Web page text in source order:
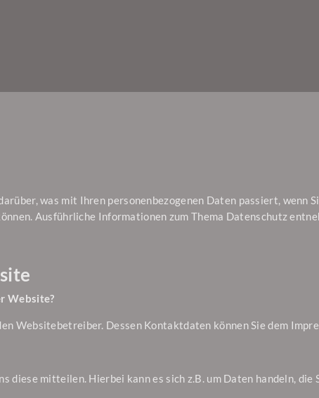
was mit Ihren personenbezogenen Daten passiert, wenn
Ausführliche Informationen zum Thema Datenschutz
Website?
Websitebetreiber. Dessen Kontaktdaten können Sie dem
diese mitteilen. Hierbei kann es sich z.B. um Daten handeln,